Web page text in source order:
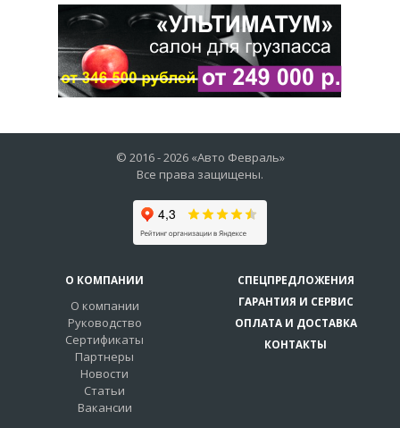
© 2016 -2026 «Авто Февраль»
Все права защищены.
О КОМПАНИИ
О компании
Руководство
Сертификаты
Партнеры
Новости
Статьи
Вакансии
СПЕЦПРЕДЛОЖЕНИЯ
ГАРАНТИЯ И СЕРВИС
ОПЛАТА И ДОСТАВКА
КОНТАКТЫ